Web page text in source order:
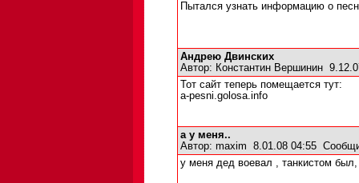
Пытался узнать информацию о
Андрею Двинских
Автор: Константин Вершинин
Тот сайт теперь помещается тут:
a-pesni.golosa.info
а у меня..
Автор: maxim 8.01.08 04:55
у меня дед воевал , танкистом